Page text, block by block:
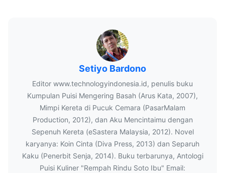
Setiyo Bardono
Editor www.technologyindonesia.id, penulis buku
Kumpulan Puisi Mengering Basah (Arus Kata, 2007),
Mimpi Kereta di Pucuk Cemara (PasarMalam
Production, 2012), dan Aku Mencintaimu dengan
Sepenuh Kereta (eSastera Malaysia, 2012). Novel
karyanya: Koin Cinta (Diva Press, 2013) dan Separuh
Kaku (Penerbit Senja, 2014). Buku terbarunya, Antologi
Puisi Kuliner "Rempah Rindu Soto Ibu" Email: